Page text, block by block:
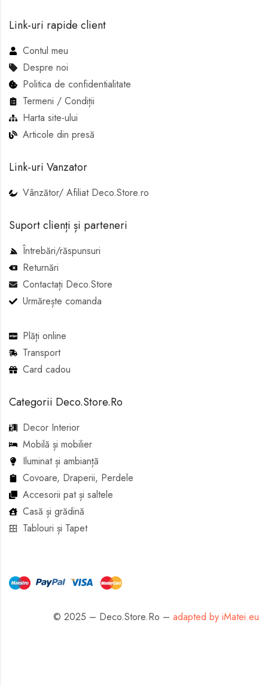
Link-uri rapide client
Contul meu
Despre noi
Politica de confidentialitate
Termeni / Condiții
Harta site-ului
Articole din presă
Link-uri Vanzator
Vânzător/ Afiliat Deco.Store.ro
Suport clienți și parteneri
Întrebări/răspunsuri
Returnări
Contactați Deco.Store
Urmărește comanda
Plăți online
Transport
Card cadou
Categorii Deco.Store.Ro
Decor Interior
Mobilă și mobilier
Iluminat și ambianță
Covoare, Draperii, Perdele
Accesorii pat și saltele
Casă și grădină
Tablouri și Tapet
© 2025 – Deco.Store.Ro – adapted by iMatei.eu